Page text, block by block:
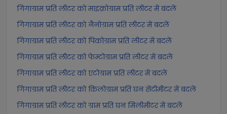
गिगाग्राम प्रति लीटर को माइक्रोग्राम प्रति लीटर में बदलें
गिगाग्राम प्रति लीटर को नैनोग्राम प्रति लीटर में बदलें
गिगाग्राम प्रति लीटर को पिकोग्राम प्रति लीटर में बदलें
गिगाग्राम प्रति लीटर को फेम्टोग्राम प्रति लीटर में बदलें
गिगाग्राम प्रति लीटर को एटोग्राम प्रति लीटर में बदलें
गिगाग्राम प्रति लीटर को किलोग्राम प्रति घन सेंटीमीटर में बदलें
गिगाग्राम प्रति लीटर को ग्राम प्रति घन मिलीमीटर में बदलें